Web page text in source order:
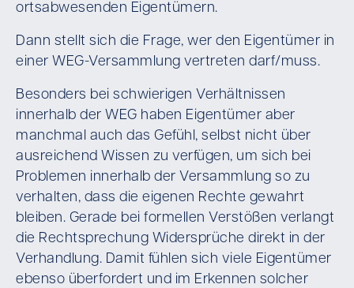
ortsabwesenden Eigentümern.
Dann stellt sich die Frage, wer den Eigentümer in
einer WEG-Versammlung vertreten darf/muss.
Besonders bei schwierigen Verhältnissen
innerhalb der WEG haben Eigentümer aber
manchmal auch das Gefühl, selbst nicht über
ausreichend Wissen zu verfügen, um sich bei
Problemen innerhalb der Versammlung so zu
verhalten, dass die eigenen Rechte gewahrt
bleiben. Gerade bei formellen Verstößen verlangt
die Rechtsprechung Widersprüche direkt in der
Verhandlung. Damit fühlen sich viele Eigentümer
ebenso überfordert und im Erkennen solcher